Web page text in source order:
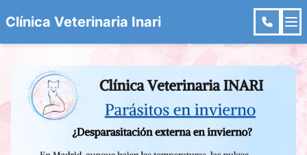
Clínica Veterinaria Inari